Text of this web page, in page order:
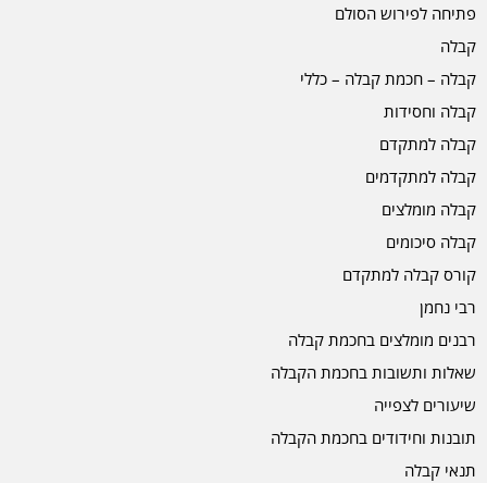
פתיחה לפירוש הסולם
קבלה
קבלה – חכמת קבלה – כללי
קבלה וחסידות
קבלה למתקדם
קבלה למתקדמים
קבלה מומלצים
קבלה סיכומים
קורס קבלה למתקדם
רבי נחמן
רבנים מומלצים בחכמת קבלה
שאלות ותשובות בחכמת הקבלה
שיעורים לצפייה
תובנות וחידודים בחכמת הקבלה
תנאי קבלה